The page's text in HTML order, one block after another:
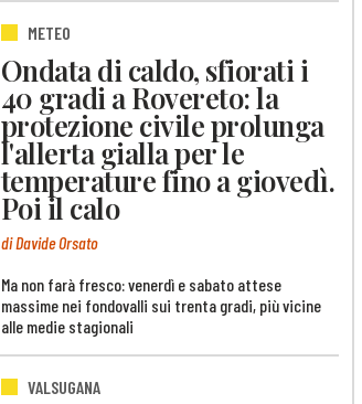
METEO
Ondata di caldo, sfiorati i
40 gradi a Rovereto: la
protezione civile prolunga
l'allerta gialla per le
temperature fino a giovedì.
Poi il calo
di Davide Orsato
Ma non farà fresco: venerdì e sabato attese
massime nei fondovalli sui trenta gradi, più vicine
alle medie stagionali
VALSUGANA